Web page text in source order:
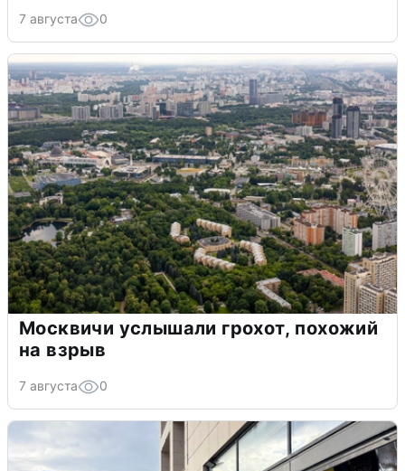
7 августа 0
Москвичи услышали грохот, похожий
на взрыв
7 августа 0